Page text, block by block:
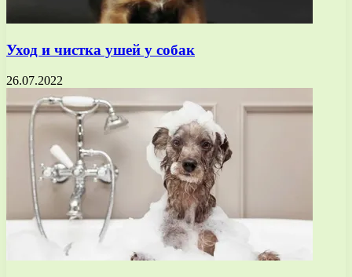
Уход и чистка ушей у собак
26.07.2022